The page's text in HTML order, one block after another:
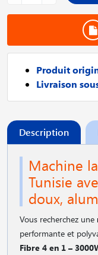
Produit
Livraison
Description
Machine
Tunisie
doux,
Vous recherchez une
performante et
Fibre 4 en 1 –